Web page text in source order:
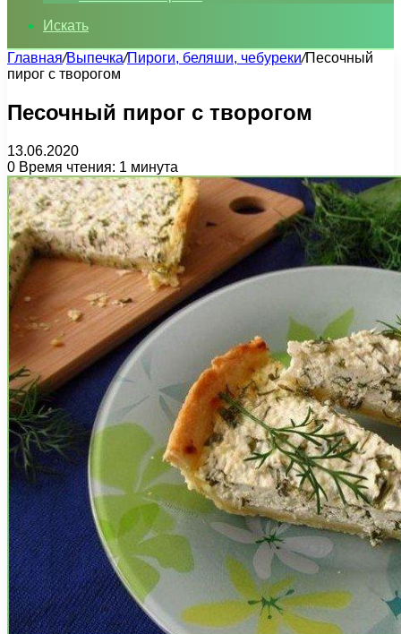
Искать
Главная/Выпечка/Пироги, беляши, чебуреки/Песочный
пирог с творогом
Песочный пирог с творогом
13.06.2020
0 Время чтения: 1 минута